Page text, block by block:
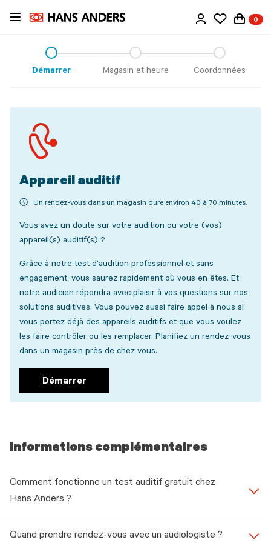
Passer
principal
0
Démarrer Magasin et heure Coordonnées
Appareil auditif
Un rendez-vous dans un magasin dure environ 40 à 70 minutes.
Vous avez un doute sur votre audition ou votre (vos)
appareil(s) auditif(s) ?
Grâce à notre test d'audition professionnel et sans
engagement, vous saurez rapidement où vous en êtes. Et
notre audicien répondra avec plaisir à vos questions sur nos
solutions auditives. Vous pouvez aussi faire appel à nous si
vous portez déjà des appareils auditifs et que vous voulez
les faire contrôler ou les remplacer. Planifiez un rendez-vous
dans un magasin près de chez vous.
Démarrer
Informations complémentaires
Comment fonctionne un test auditif gratuit chez
Hans Anders ?
Quand prendre rendez-vous avec un audiologiste ?